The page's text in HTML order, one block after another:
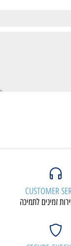
CUSTOMER
זמינים לתמיכה